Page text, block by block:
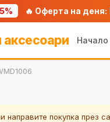
🔥 Оферта на деня:
Начало
направите покупка